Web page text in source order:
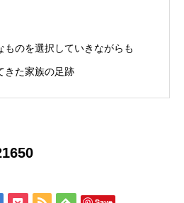
ものを選択していきながらも
きた家族の足跡